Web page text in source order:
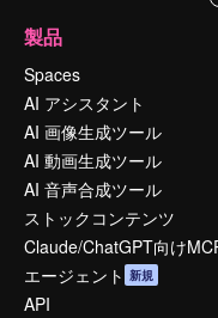
製品
Spaces
AI アシスタント
AI 画像生成ツール
AI 動画生成ツール
AI 音声合成ツール
ストックコンテンツ
Claude/ChatGPT向け
エージェント 新規
API